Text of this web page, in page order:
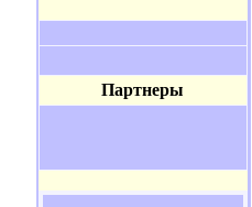
Партнеры